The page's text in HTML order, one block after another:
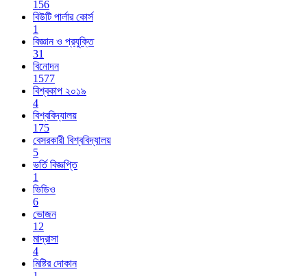
156
বিউটি পার্লার কোর্স
1
বিজ্ঞান ও প্রযুক্তি
31
বিনোদন
1577
বিশ্বকাপ ২০১৯
4
বিশ্ববিদ্যালয়
175
বেসরকারী বিশ্ববিদ্যালয়
5
ভর্তি বিজ্ঞপ্তি
1
ভিডিও
6
ভোজন
12
মাদ্রাসা
4
মিষ্টির দোকান